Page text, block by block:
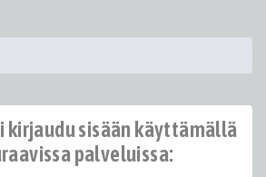
kirjaudu sisään käyttämällä
palveluissa: